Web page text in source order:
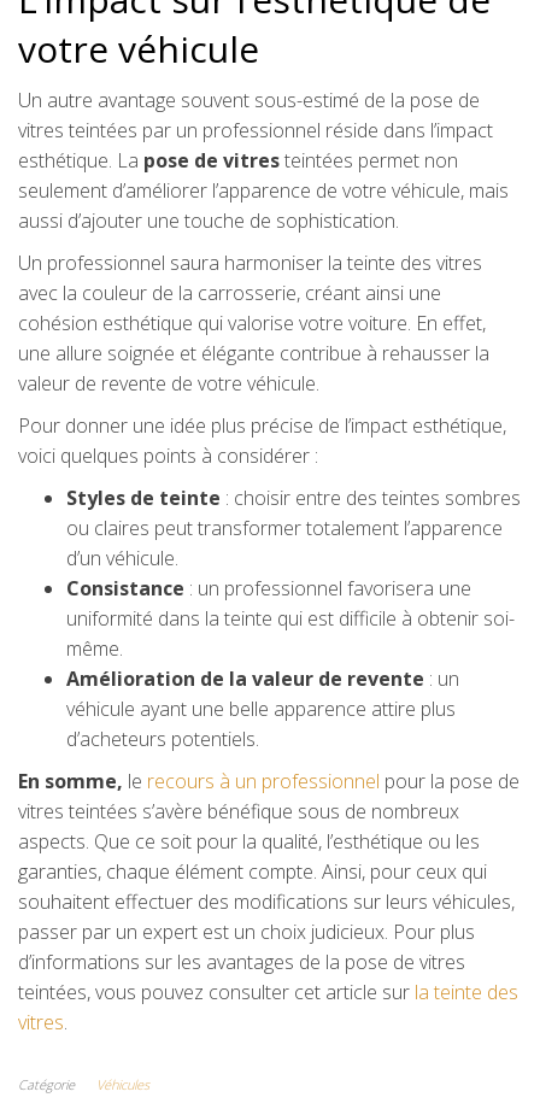
votre véhicule
Un autre avantage souvent sous-estimé de la pose de
vitres teintées par un professionnel réside dans l’impact
esthétique. La pose de vitresteintées permet non
seulement d’améliorer l’apparence de votre véhicule, mais
aussi d’ajouter une touche de sophistication.
Un professionnel saura harmoniser la teinte des vitres
avec la couleur de la carrosserie, créant ainsi une
cohésion esthétique qui valorise votre voiture. En effet,
une allure soignée et élégante contribue à rehausser la
valeur de revente de votre véhicule.
Pour donner une idée plus précise de l’impact esthétique,
voici quelques points à considérer :
Styles de teinte : choisir entre des teintes sombres
ou claires peut transformer totalement l’apparence
d’un véhicule.
Consistance : un professionnel favorisera une
uniformité dans la teinte qui est difficile à obtenir soi-
même.
Amélioration de la valeur de revente : un
véhicule ayant une belle apparence attire plus
d’acheteurs potentiels.
En somme, le recours à un professionnel pour la pose de
vitres teintées s’avère bénéfique sous de nombreux
aspects. Que ce soit pour la qualité, l’esthétique ou les
garanties, chaque élément compte. Ainsi, pour ceux qui
souhaitent effectuer des modifications sur leurs véhicules,
passer par un expert est un choix judicieux. Pour plus
d’informations sur les avantages de la pose de vitres
teintées, vous pouvez consulter cet article sur la teinte des
vitres.
Catégorie Véhicules